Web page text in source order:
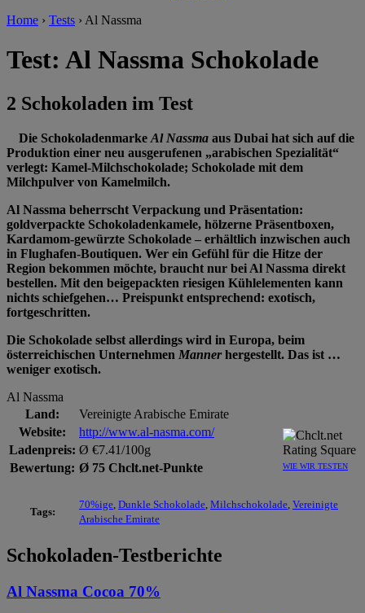
Home › Tests › Al Nassma
Test: Al Nassma Schokolade
2 Schokoladen im Test
Die Schokoladenmarke Al Nassma aus Dubai hat sich auf die
Produktion einer neu ausgerufenen „arabischen Spezialität“
verlegt: Kamel-Milchschokolade; Schokolade mit dem
Milchpulver von Kamelmilch.
Al Nassma beherrscht Verpackung und Präsentation:
goldverpackte Schokoladenkamele, hölzerne Präsentboxen,
Kardamom-gewürzte Schokolade – erhältlich inzwischen auch
in Flughafen-Boutiquen. Wer ein Gefühl für die Hitze der
Region bekommen möchte, braucht nur bei Al Nassma direkt
bestellen. Mit den beigepackten riesigen Kühlelementen kann
nichts schiefgehen… Preispunkt entsprechend: exotisch,
fortgeschritten.
Die Schokolade selbst allerdings wird in Europa, beim
österreichischen Unternehmen Mannerhergestellt. Das ist …
weniger exotisch.
Al Nassma
Land:
Vereinigte Arabische Emirate
WIE WIR TESTEN
Website:
http://www.al-nasma.com/
Ladenpreis: Ø €7.41/100g
Bewertung: Ø 75 Chclt.net-Punkte
Tags:
70%ige Dunkle Schokolade Milchschokolade Vereinigte
Arabische Emirate
Schokoladen-Testberichte
Al Nassma Cocoa 70%